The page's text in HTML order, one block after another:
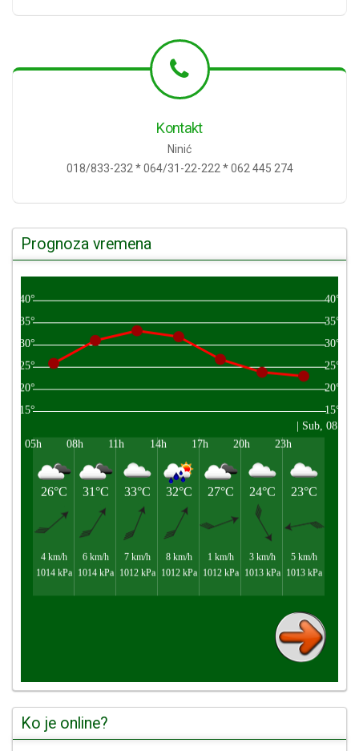
Kontakt
Ninić
018/833-232 * 064/31-22-222 * 062 445 274
Prognoza vremena
Ko je online?